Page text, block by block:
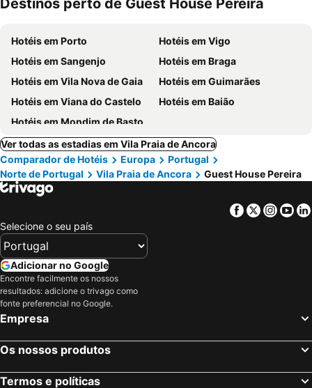
Destinos perto de Guest House Pereira
Hotéis em Porto
Hotéis em Vigo
Hotéis em Sangenjo
Hotéis em Braga
Hotéis em Vila Nova de Gaia
Hotéis em Guimarães
Hotéis em Viana do Castelo
Hotéis em Baião
Hotéis em Mondim de Basto
Ver todas as estadias em Vila Praia de Ancora
Comparador de Hotéis
Europa
Portugal
Norte de Portugal
Vila Praia de Ancora Guest House Pereira
Facebook
Twitter
Selecione o seu país
Adicionar no Google
Encontre facilmente os nossos
resultados: adicione o trivago como
fonte preferencial no Google.
Empresa
Os nossos produtos
Termos e políticas